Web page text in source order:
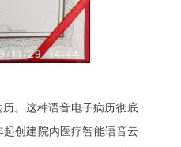
。这种语音电子病历彻底
起创建院内医疗智能语音云